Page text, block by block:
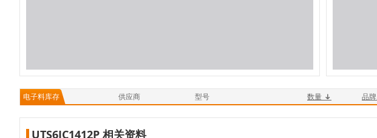
电子料库存 供应商 型号 数量 品牌
UTS6JC1412P 相关资料